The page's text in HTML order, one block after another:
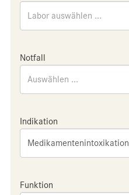
Labor auswählen ...
Notfall
Auswählen ...
Indikation
Medikamentenintoxikation
Funktion